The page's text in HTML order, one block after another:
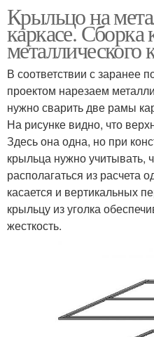
Крыльцо на
каркасе. Сборка
металлического
В соответствии с заранее
проектом нарезаем
нужно сварить две рамы
На рисунке видно, что
Здесь она одна, но при
крыльца нужно учитывать,
располагаться из расчета
касается и вертикальных
крыльцу из уголка
жесткость.